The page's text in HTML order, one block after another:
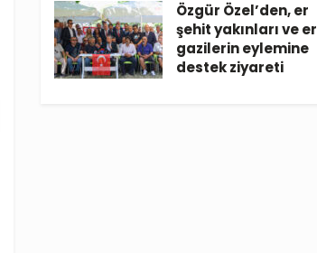
Özgür Özel’den, er
şehit yakınları ve er
gazilerin eylemine
destek ziyareti